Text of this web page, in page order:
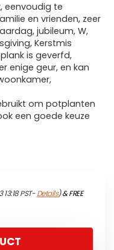
eenvoudig te
en vrienden, zeer
jubileum, W,
Kerstmis
is geverfd,
enige geur, en kan
om potplanten
een goede keuze
PST-Details)&FREE